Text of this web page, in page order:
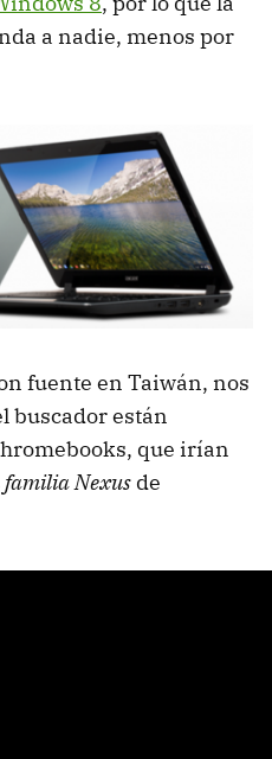
a nadie, menos por
fuente en Taiwán, nos
buscador están
que irían
Nexus de